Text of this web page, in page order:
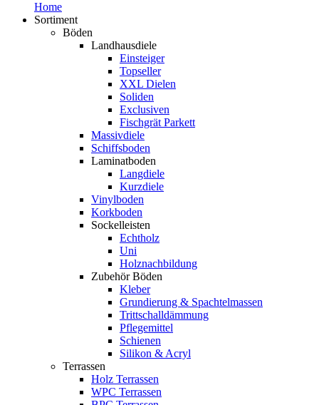
Home
Sortiment
Böden
Landhausdiele
Einsteiger
Topseller
XXL Dielen
Soliden
Exclusiven
Fischgrät Parkett
Massivdiele
Schiffsboden
Laminatboden
Langdiele
Kurzdiele
Vinylboden
Korkboden
Sockelleisten
Echtholz
Uni
Holznachbildung
Zubehör Böden
Kleber
Grundierung & Spachtelmassen
Trittschalldämmung
Pflegemittel
Schienen
Silikon & Acryl
Terrassen
Holz Terrassen
WPC Terrassen